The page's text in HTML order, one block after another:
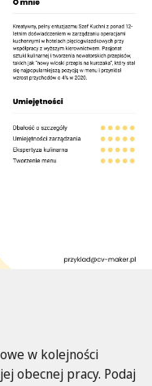
w kolejności
obecnej pracy. Podaj